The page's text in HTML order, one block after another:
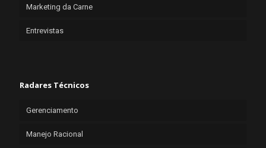
Marketing da Carne
Entrevistas
Radares Técnicos
Gerenciamento
Manejo Racional